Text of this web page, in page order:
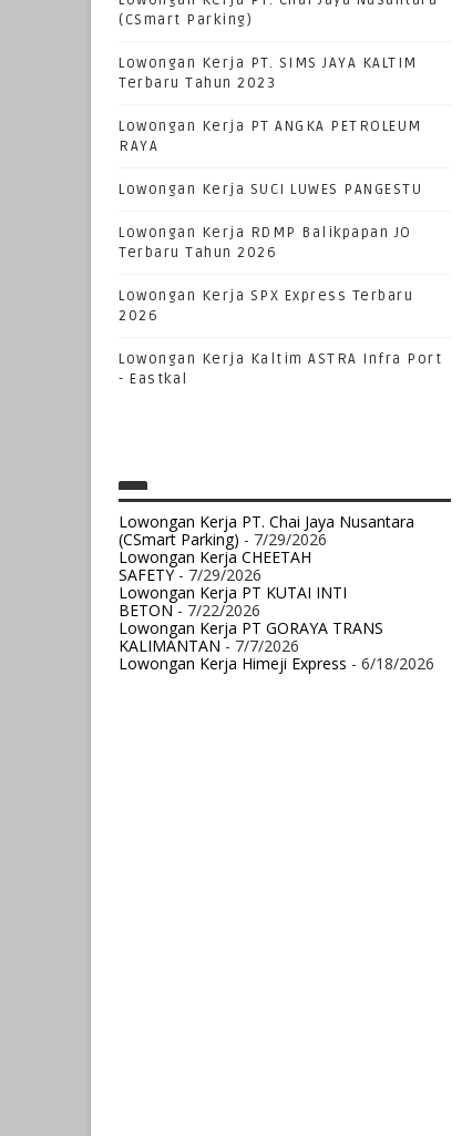
(CSmart Parking)
Lowongan Kerja PT. SIMS JAYA KALTIM
Terbaru Tahun 2023
Lowongan Kerja PT ANGKA PETROLEUM
RAYA
Lowongan Kerja SUCI LUWES PANGESTU
Lowongan Kerja RDMP Balikpapan JO
Terbaru Tahun 2026
Lowongan Kerja SPX Express Terbaru
2026
Lowongan Kerja Kaltim ASTRA Infra Port
- Eastkal
Lowongan Kerja PT. Chai Jaya Nusantara
(CSmart Parking) - 7/29/2026
Lowongan Kerja CHEETAH
SAFETY- 7/29/2026
Lowongan Kerja PT KUTAI INTI
BETON- 7/22/2026
Lowongan Kerja PT GORAYA TRANS
KALIMANTAN- 7/7/2026
Lowongan Kerja Himeji Express - 6/18/2026